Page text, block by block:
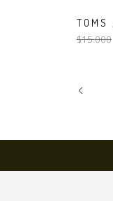
TOMS
$15.000